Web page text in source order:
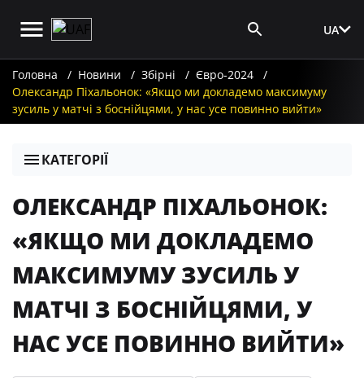
UA
Головна Новини Збірні
Євро-2024
Олександр Піхальонок: «Якщо ми докладемо максимуму
зусиль у матчі з боснійцями, у нас усе повинно вийти»
КАТЕГОРІЇ
ОЛЕКСАНДР ПІХАЛЬОНОК:
«ЯКЩО МИ ДОКЛАДЕМО
МАКСИМУМУ ЗУСИЛЬ У
МАТЧІ З БОСНІЙЦЯМИ, У
НАС УСЕ ПОВИННО ВИЙТИ»